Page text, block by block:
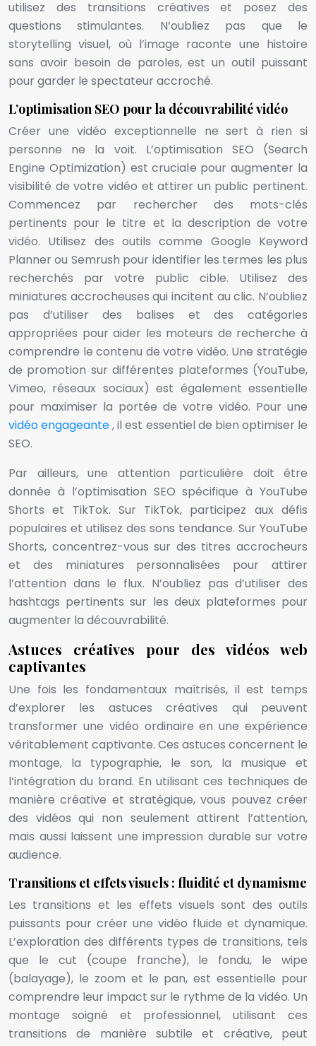
utilisez des transitions créatives et posez des
questions stimulantes. N’oubliez pas que le
storytelling visuel, où l’image raconte une histoire
sans avoir besoin de paroles, est un outil puissant
pour garder le spectateur accroché.
L’optimisation SEO pour la découvrabilité vidéo
Créer une vidéo exceptionnelle ne sert à rien si
personne ne la voit. L’optimisation SEO (Search
Engine Optimization) est cruciale pour augmenter la
visibilité de votre vidéo et attirer un public pertinent.
Commencez par rechercher des mots-clés
pertinents pour le titre et la description de votre
vidéo. Utilisez des outils comme Google Keyword
Planner ou Semrush pour identifier les termes les plus
recherchés par votre public cible. Utilisez des
miniatures accrocheuses qui incitent au clic. N’oubliez
pas d’utiliser des balises et des catégories
appropriées pour aider les moteurs de recherche à
comprendre le contenu de votre vidéo. Une stratégie
de promotion sur différentes plateformes (YouTube,
Vimeo, réseaux sociaux) est également essentielle
pour maximiser la portée de votre vidéo. Pour une
vidéo engageante, il est essentiel de bien optimiser le
SEO.
Par ailleurs, une attention particulière doit être
donnée à l’optimisation SEO spécifique à YouTube
Shorts et TikTok. Sur TikTok, participez aux défis
populaires et utilisez des sons tendance. Sur YouTube
Shorts, concentrez-vous sur des titres accrocheurs
et des miniatures personnalisées pour attirer
l’attention dans le flux. N’oubliez pas d’utiliser des
hashtags pertinents sur les deux plateformes pour
augmenter la découvrabilité.
Astuces créatives pour des vidéos web
captivantes
Une fois les fondamentaux maîtrisés, il est temps
d’explorer les astuces créatives qui peuvent
transformer une vidéo ordinaire en une expérience
véritablement captivante. Ces astuces concernent le
montage, la typographie, le son, la musique et
l’intégration du brand. En utilisant ces techniques de
manière créative et stratégique, vous pouvez créer
des vidéos qui non seulement attirent l’attention,
mais aussi laissent une impression durable sur votre
audience.
Transitions et effets visuels : fluidité et dynamisme
Les transitions et les effets visuels sont des outils
puissants pour créer une vidéo fluide et dynamique.
L’exploration des différents types de transitions, tels
que le cut (coupe franche), le fondu, le wipe
(balayage), le zoom et le pan, est essentielle pour
comprendre leur impact sur le rythme de la vidéo. Un
montage soigné et professionnel, utilisant ces
transitions de manière subtile et créative, peut